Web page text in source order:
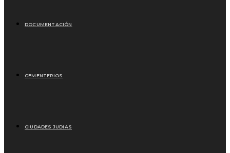
DOCUMENTACIÓN
CEMENTERIOS
CIUDADES JUDIAS